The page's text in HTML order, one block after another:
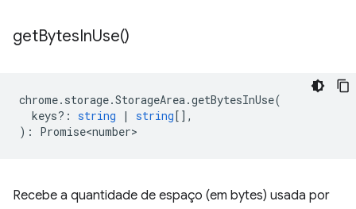
getBytesInUse()
chrome. storage.StorageArea.getBytesInUse(
keys? : string | string[],
) : Promise<number>
Recebe a quantidade de espaço (em bytes) usada por